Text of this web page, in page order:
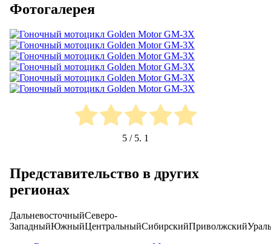
Фотогалерея
5 / 5. 1
Представительство в других
регионах
ДальневосточныйСеверо-
ЗападныйЮжныйЦентральныйСибирскийПриволжский